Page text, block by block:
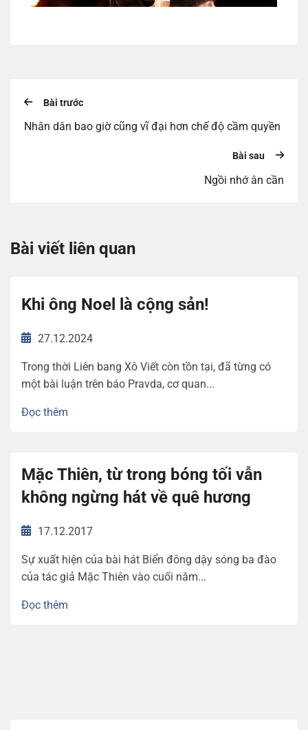
Bài trước
Nhân dân bao giờ cũng vĩ đại hơn chế độ cầm quyền
Bài sau
Ngồi nhớ ân cần
Bài viết liên quan
Khi ông Noel là cộng sản!
27.12.2024
Trong thời Liên bang Xô Viết còn tồn tại, đã từng có
một bài luận trên báo Pravda, cơ quan...
Đọc thêm
Mặc Thiên, từ trong bóng tối vẫn
không ngừng hát về quê hương
17.12.2017
Sự xuất hiện của bài hát Biển đông dậy sóng ba đào
của tác giả Mặc Thiên vào cuối năm...
Đọc thêm